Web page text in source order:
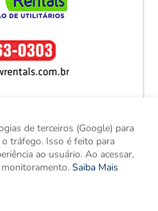
de terceiros (Google) para
tráfego. Isso é feito para
ao usuário. Ao acessar,
Saiba Mais